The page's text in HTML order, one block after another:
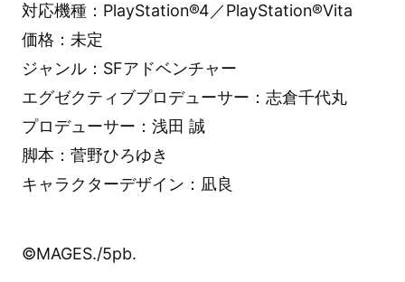
対応機種：PlayStation®4／PlayStation®Vita
価格：未定
ジャンル：SFアドベンチャー
エグゼクティブプロデューサー：志倉千代丸
プロデューサー：浅田 誠
脚本：菅野ひろゆき
キャラクターデザイン：凪良
©MAGES./5pb.